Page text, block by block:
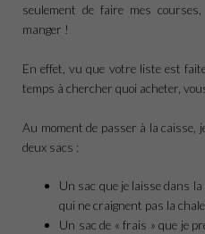
seulement de faire mes
manger !
En effet, vu que votre liste est
temps à chercher quoi acheter,
Au moment de passer à la caisse,
deux sacs :
Un sac que je laisse dans
qui ne craignent pas la
Un sac de « frais » que je